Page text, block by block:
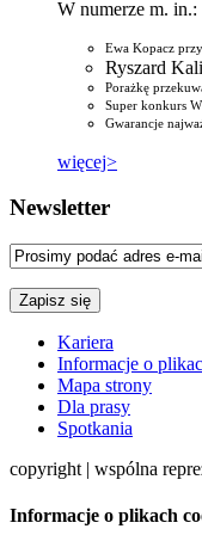
W numerze m. in.:
Ewa Kopacz
Ryszard
Porażkę
Super konkurs
Gwarancje
więcej>
Newsletter
Kariera
Informacje o
Mapa strony
Dla prasy
Spotkania
copyright | wspólna
Informacje o plikach